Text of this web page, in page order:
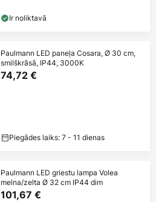
Ir noliktavā
Paulmann LED paneļa Cosara, Ø 30 cm,
smilškrāsā, IP44, 3000K
74,72 €
Piegādes laiks: 7 - 11 dienas
Paulmann LED griestu lampa Volea
melna/zelta Ø 32 cm IP44 dim
101,67 €